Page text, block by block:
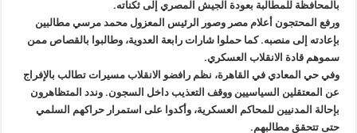
بالمحافظة للمطالبة بعودة الجيش المصري إلى ثكناته.
ورفع المحتجون أعلام مصر وصور الرئيس المعزول محمد مرسي مطالبين
بإعادته إلى منصبه. كما حملوا شارات رابعة العدوية، وطالبوا بالقصاص ممن
سموهم قادة الانقلاب العسكري.
وفي حي المعادي في القاهرة، نظم رافضو الانقلاب مسيرات تطالب بالإفراج
عن المعتقلين السياسيين ووقف التعذيب داخل السجون. وندد المتظاهرون
بإحالة المدنيين للمحاكم العسكرية، وأكدوا على استمرار حراكهم السلمي
حتى تتحقق مطالبهم.